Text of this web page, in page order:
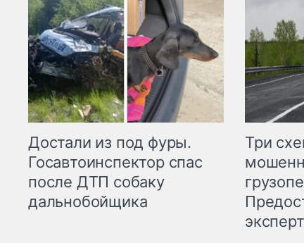
Достали из под фуры.
Госавтоинспектор спас
после ДТП собаку
дальнобойщика
Три